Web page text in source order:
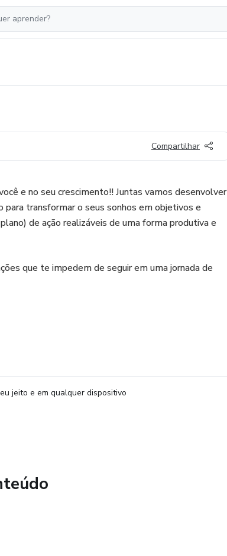
Compartilhar
e no seu crescimento!! Juntas vamos desenvolver
transformar o seus sonhos em objetivos e
de ação realizáveis de uma forma produtiva e
que te impedem de seguir em uma jornada de
jeito e em qualquer dispositivo